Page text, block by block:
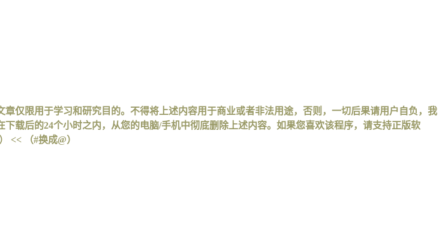
仅限用于学习和研究目的。不得将上述内容用于商业或者非法用途，否则，一切后果请用户自负，我
载后的24个小时之内，从您的电脑/手机中彻底删除上述内容。如果您喜欢该程序，请支持正版软
<< （#换成@）